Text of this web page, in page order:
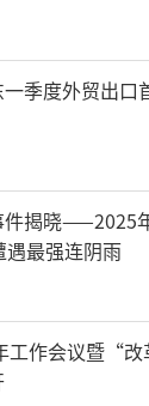
中洲古街
风情园→
贡砖文化
时间
旅游点（
季度外贸出口
件揭晓——2025
最强连阴雨
工作会议暨“改